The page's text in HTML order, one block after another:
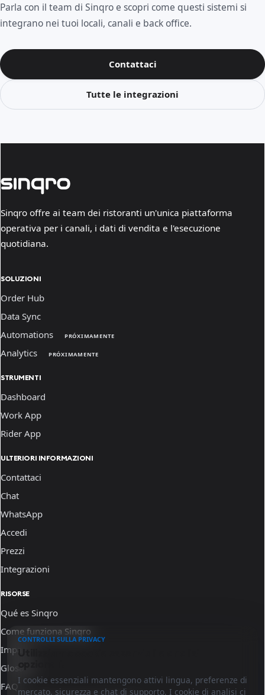
Parla con il team di Sinqro e scopri come questi sistemi si
integrano nei tuoi locali, canali e back office.
Contattaci
Tutte le integrazioni
Sinqro offre ai team dei ristoranti un'unica piattaforma
operativa per i canali, i dati di vendita e l'esecuzione
quotidiana.
SOLUZIONI
Order Hub
Data Sync
Automations
PRÓXIMAMENTE
Analytics PRÓXIMAMENTE
STRUMENTI
Dashboard
Work App
Rider App
ULTERIORI INFORMAZIONI
Contattaci
Chat
WhatsApp
Accedi
Prezzi
Integrazioni
RISORSE
Qué es Sinqro
Come funziona Sinqro
Impara
Glosario
FAQ
CONTROLLI SULLA PRIVACY
Utilizziamo cookie essenziali e analisi
I cookie essenziali mantengono attivi lingua, preferenze di
mercato, sicurezza e chat di supporto. I cookie di analisi ci